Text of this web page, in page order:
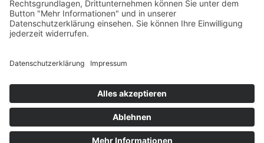
Mitglieder
Beiträge
Fachgruppen
Presse
Impressum Datenschutz